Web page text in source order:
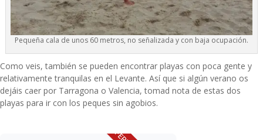
Pequeña cala de unos 60 metros, no señalizada y con baja ocupación.
Como veis, también se pueden encontrar playas con poca gente y
relativamente tranquilas en el Levante. Así que si algún verano os
dejáis caer por Tarragona o Valencia, tomad nota de estas dos
playas para ir con los peques sin agobios.